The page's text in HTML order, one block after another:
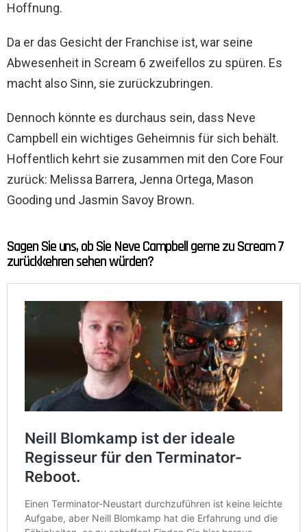
Hoffnung.
Da er das Gesicht der Franchise ist, war seine
Abwesenheit in Scream 6 zweifellos zu spüren. Es
macht also Sinn, sie zurückzubringen.
Dennoch könnte es durchaus sein, dass Neve
Campbell ein wichtiges Geheimnis für sich behält.
Hoffentlich kehrt sie zusammen mit den Core Four
zurück: Melissa Barrera, Jenna Ortega, Mason
Gooding und Jasmin Savoy Brown.
Sagen Sie uns, ob Sie Neve Campbell gerne zu Scream 7
zurückkehren sehen würden?